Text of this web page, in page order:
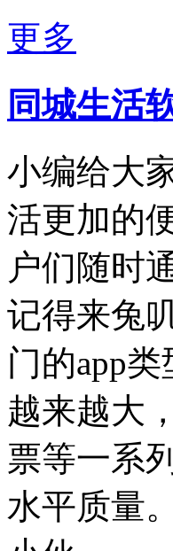
更多
同城生活
小编给大
活更加的
户们随时
记得来兔
门的app
越来越大
票等一系
水平质量